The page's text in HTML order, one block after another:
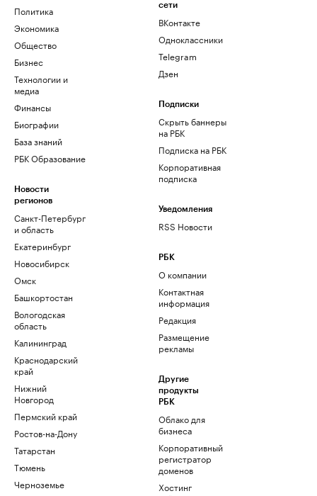
Политика
Экономика
Общество
Бизнес
Технологии и
медиа
Финансы
Биографии
База знаний
РБК Образование
Новости
регионов
Санкт-Петербург
и область
Екатеринбург
Новосибирск
Омск
Башкортостан
Вологодская
область
Калининград
Краснодарский
край
Нижний
Новгород
Пермский край
Ростов-на-Дону
Татарстан
Тюмень
Черноземье
сети
ВКонтакте
Одноклассники
Telegram
Дзен
Подписки
Скрыть баннеры
на РБК
Подписка на РБК
Корпоративная
подписка
Уведомления
RSS Новости
РБК
О компании
Контактная
информация
Редакция
Размещение
рекламы
Другие
продукты
РБК
Облако для
бизнеса
Корпоративный
регистратор
доменов
Хостинг